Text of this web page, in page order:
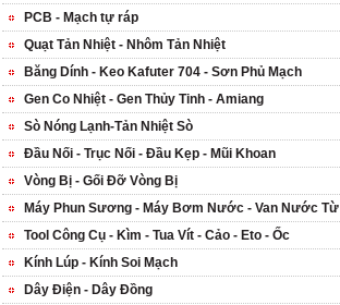
PCB - Mạch tự ráp
Quạt Tản Nhiệt - Nhôm Tản Nhiệt
Băng Dính - Keo Kafuter 704 - Sơn Phủ Mạch
Gen Co Nhiệt - Gen Thủy Tinh - Amiang
Sò Nóng Lạnh-Tản Nhiệt Sò
Đầu Nối - Trục Nối - Đầu Kẹp - Mũi Khoan
Vòng Bị - Gối Đỡ Vòng Bị
Máy Phun Sương - Máy Bơm Nước - Van Nước Từ
Tool Công Cụ - Kìm - Tua Vít - Cảo - Eto - Ốc
Kính Lúp - Kính Soi Mạch
Dây Điện - Dây Đồng